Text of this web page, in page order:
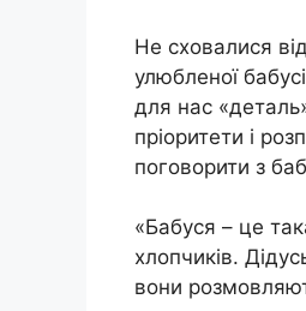
Не сховалися
улюбленої
для нас
пріоритети і
поговорити з
«Бабуся – це
хлопчиків.
вони